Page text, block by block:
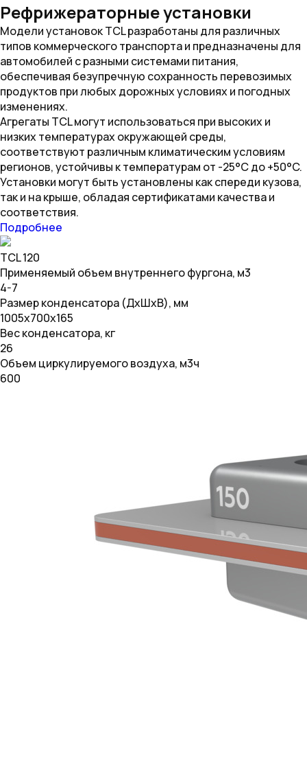
Рефрижераторные установки
Модели установок TCL разработаны для различных
типов коммерческого транспорта и предназначены для
автомобилей с разными системами питания,
обеспечивая безупречную сохранность перевозимых
продуктов при любых дорожных условиях и погодных
изменениях.
Агрегаты TCL могут использоваться при высоких и
низких температурах окружающей среды,
соответствуют различным климатическим условиям
регионов, устойчивы к температурам от -25°C до +50°C.
Установки могут быть установлены как спереди кузова,
так и на крыше, обладая сертификатами качества и
соответствия.
Подробнее
TCL 120
Применяемый объем внутреннего фургона, м3
4-7
Размер конденсатора (ДхШхВ), мм
1005х700х165
Вес конденсатора, кг
26
Объем циркулируемого воздуха, м3ч
600